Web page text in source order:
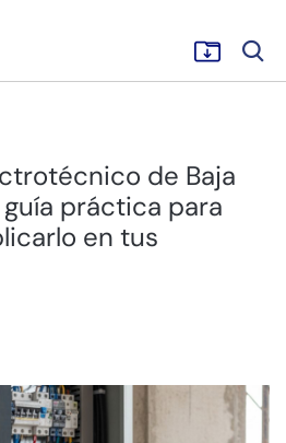
de Baja
guía práctica para
en tus